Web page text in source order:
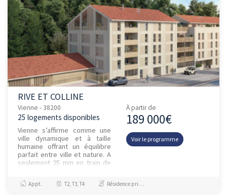
RIVE ET COLLINE
Vienne - 38200
25 logements disponibles
Vienne s’affirme comme une
ville dynamique et à taille
humaine offrant un équilibre
parfait entre ville et nature. A
seulement 25 min en train de
de l’A7 ave...
À partir de
189 000€
Voir le programme
Appt. T2, T3, T4 Résidence principale / PTZ, Droit Commun